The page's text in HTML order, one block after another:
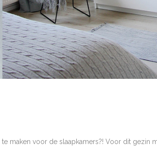
maken voor de slaapkamers?! Voor dit gezin